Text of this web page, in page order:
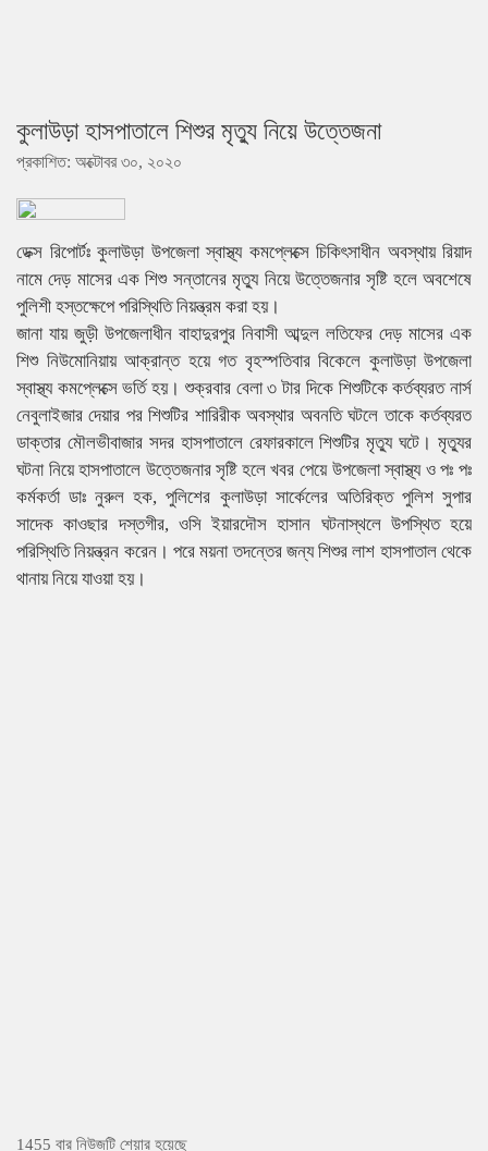
কুলাউড়া হাসপাতালে শিশুর মৃত্যু নিয়ে উত্তেজনা
প্রকাশিত: অক্টোবর ৩০, ২০২০
ডেক্স রিপোর্টঃ কুলাউড়া উপজেলা স্বাস্থ্য কমপ্লেক্সে চিকিৎসাধীন অবস্থায় রিয়াদ
নামে দেড় মাসের এক শিশু সন্তানের মৃত্যু নিয়ে উত্তেজনার সৃষ্টি হলে অবশেষে
পুলিশী হস্তক্ষেপে পরিস্থিতি নিয়ন্ত্রম করা হয়।
জানা যায় জুড়ী উপজেলাধীন বাহাদুরপুর নিবাসী আব্দুল লতিফের দেড় মাসের এক
শিশু নিউমোনিয়ায় আক্রান্ত হয়ে গত বৃহস্পতিবার বিকেলে কুলাউড়া উপজেলা
স্বাস্থ্য কমপ্লেক্সে ভর্তি হয়। শুক্রবার বেলা ৩ টার দিকে শিশুটিকে কর্তব্যরত নার্স
নেবুলাইজার দেয়ার পর শিশুটির শারিরীক অবস্থার অবনতি ঘটলে তাকে কর্তব্যরত
ডাক্তার মৌলভীবাজার সদর হাসপাতালে রেফারকালে শিশুটির মৃত্যু ঘটে। মৃত্যুর
ঘটনা নিয়ে হাসপাতালে উত্তেজনার সৃষ্টি হলে খবর পেয়ে উপজেলা স্বাস্থ্য ও পঃ পঃ
কর্মকর্তা ডাঃ নুরুল হক, পুলিশের কুলাউড়া সার্কেলের অতিরিক্ত পুলিশ সুপার
সাদেক কাওছার দস্তগীর, ওসি ইয়ারদৌস হাসান ঘটনাস্থলে উপস্থিত হয়ে
পরিস্থিতি নিয়ন্ত্রন করেন। পরে ময়না তদন্তের জন্য শিশুর লাশ হাসপাতাল থেকে
থানায় নিয়ে যাওয়া হয়।
1455 বার নিউজটি শেয়ার হয়েছে